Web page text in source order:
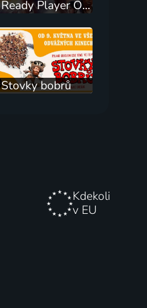
Ready Player One: Hra začíná
Stovky bobrů
Kdekoli
v EU